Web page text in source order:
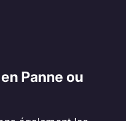
Panne ou